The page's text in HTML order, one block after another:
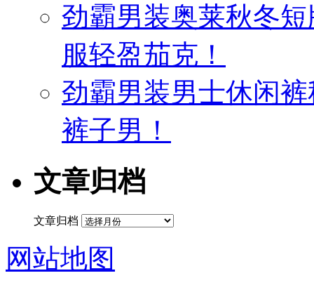
劲霸男装奥莱秋冬
服轻盈茄克！
劲霸男装男士休闲
裤子男！
文章归档
文章归档
网站地图